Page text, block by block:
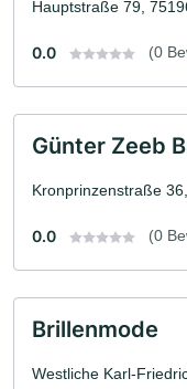
Hauptstraße 79,
0.0 (0
Günter Zeeb
Kronprinzenstraße
0.0 (0
Brillenmode
Westliche Karl-